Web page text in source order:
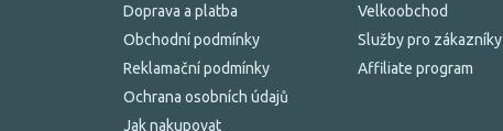
Doprava a platba
Obchodní podmínky
Reklamační podmínky
Ochrana osobních údajů
Jak nakupovat
Velkoobchod
Služby pro zákazníky
Affiliate program